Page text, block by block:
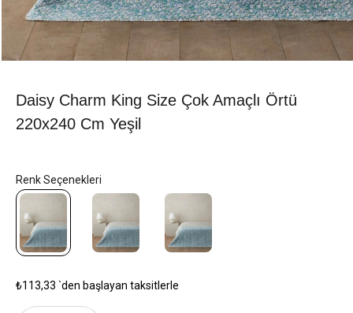
Daisy Charm King Size Çok Amaçlı Örtü
220x240 Cm Yeşil
₺113,33 `den başlayan taksitlerle